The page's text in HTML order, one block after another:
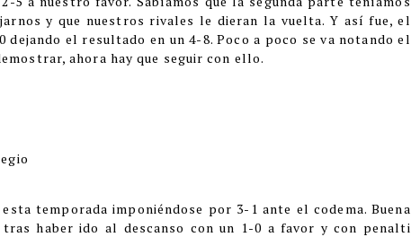
y que nuestros rivales le dieran la vuelta. Y así fue, el
el resultado en un 4-8. Poco a poco se va notando el
ahora hay que seguir con ello.
temporada imponiéndose por 3-1 ante el codema. Buena
haber ido al descanso con un 1-0 a favor y con penalti